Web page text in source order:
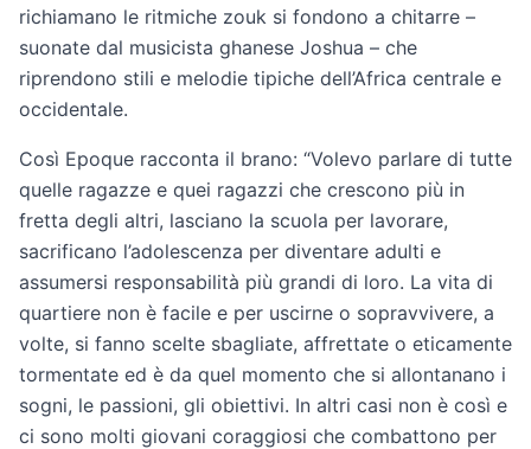
richiamano le ritmiche zouk si fondono a chitarre –
suonate dal musicista ghanese Joshua – che
riprendono stili e melodie tipiche dell’Africa centrale e
occidentale.
Così Epoque racconta il brano: “Volevo parlare di tutte
quelle ragazze e quei ragazzi che crescono più in
fretta degli altri, lasciano la scuola per lavorare,
sacrificano l’adolescenza per diventare adulti e
assumersi responsabilità più grandi di loro. La vita di
quartiere non è facile e per uscirne o sopravvivere, a
volte, si fanno scelte sbagliate, affrettate o eticamente
tormentate ed è da quel momento che si allontanano i
sogni, le passioni, gli obiettivi. In altri casi non è così e
ci sono molti giovani coraggiosi che combattono per